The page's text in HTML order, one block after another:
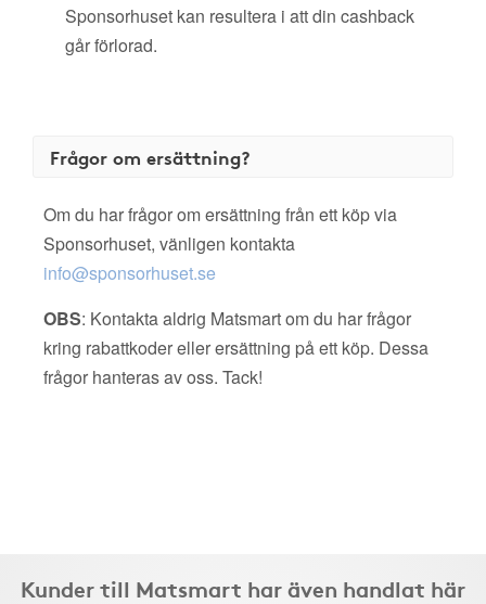
Sponsorhuset kan resultera i att din cashback
går förlorad.
Frågor om ersättning?
Om du har frågor om ersättning från ett köp via
Sponsorhuset, vänligen kontakta
info@sponsorhuset.se
OBS: Kontakta aldrig Matsmart om du har frågor
kring rabattkoder eller ersättning på ett köp. Dessa
frågor hanteras av oss. Tack!
Kunder till Matsmart har även handlat här